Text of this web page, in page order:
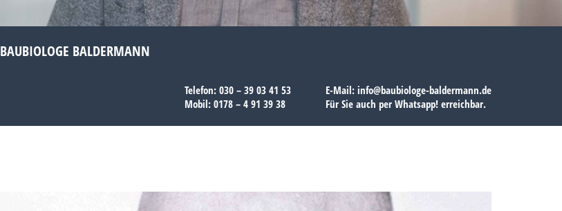
BAUBIOLOGE BALDERMANN
Telefon: 030 – 39 03 41 53
Mobil: 0178 – 4 91 39 38
E-Mail: info@baubiologe-baldermann.de
Für Sie auch per Whatsapp! erreichbar.